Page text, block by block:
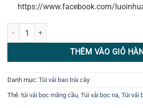
https://www.facebook.com/
Túi vải bọc xoài, mãng cầu, na 18 x 22 số
THÊM VÀO GIỎ
Danh mục: Túi vải bao trái cây
Thẻ: túi vải bọc mãng cầu, Túi vải bọc na, Túi vải